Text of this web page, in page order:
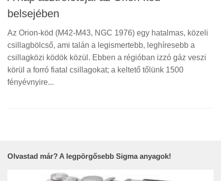
belsejében
Az Orion-köd (M42-M43, NGC 1976) egy hatalmas, közeli
csillagbölcső, ami talán a legismertebb, leghíresebb a
csillagközi ködök közül. Ebben a régióban izzó gáz veszi
körül a forró fiatal csillagokat; a keltető tőlünk 1500
fényévnyire...
Olvastad már? A legpörgősebb Sigma anyagok!